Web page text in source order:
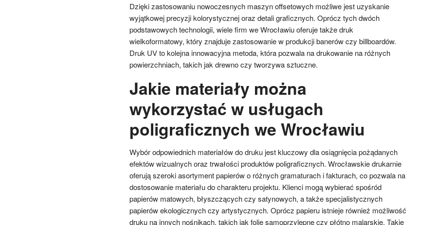
Dzięki zastosowaniu nowoczesnych maszyn offsetowych możliwe jest uzyskanie
wyjątkowej precyzji kolorystycznej oraz detali graficznych. Oprócz tych dwóch
podstawowych technologii, wiele firm we Wrocławiu oferuje także druk
wielkoformatowy, który znajduje zastosowanie w produkcji banerów czy billboardów.
Druk UV to kolejna innowacyjna metoda, która pozwala na drukowanie na różnych
powierzchniach, takich jak drewno czy tworzywa sztuczne.
Jakie materiały można
wykorzystać w usługach
poligraficznych we Wrocławiu
Wybór odpowiednich materiałów do druku jest kluczowy dla osiągnięcia pożądanych
efektów wizualnych oraz trwałości produktów poligraficznych. Wrocławskie drukarnie
oferują szeroki asortyment papierów o różnych gramaturach i fakturach, co pozwala na
dostosowanie materiału do charakteru projektu. Klienci mogą wybierać spośród
papierów matowych, błyszczących czy satynowych, a także specjalistycznych
papierów ekologicznych czy artystycznych. Oprócz papieru istnieje również możliwość
druku na innych nośnikach, takich jak folie samoprzylepne czy płótno malarskie. Takie